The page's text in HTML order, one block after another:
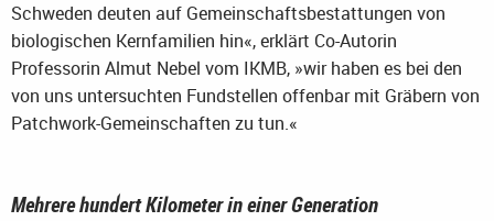
Schweden deuten auf Gemeinschaftsbestattungen von
biologischen Kernfamilien hin«, erklärt Co-Autorin
Professorin Almut Nebel vom IKMB, »wir haben es bei den
von uns untersuchten Fundstellen offenbar mit Gräbern von
Patchwork-Gemeinschaften zu tun.«
Mehrere hundert Kilometer in einer Generation